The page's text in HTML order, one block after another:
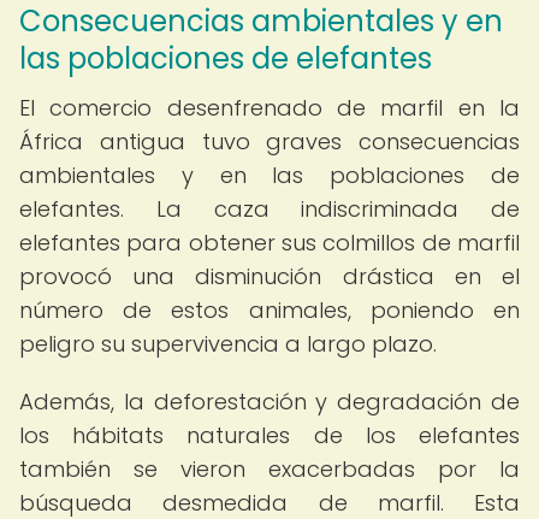
Consecuencias ambientales y en
las poblaciones de elefantes
El comercio desenfrenado de marfil en la
África antigua tuvo graves consecuencias
ambientales y en las poblaciones de
elefantes. La caza indiscriminada de
elefantes para obtener sus colmillos de marfil
provocó una disminución drástica en el
número de estos animales, poniendo en
peligro su supervivencia a largo plazo.
Además, la deforestación y degradación de
los hábitats naturales de los elefantes
también se vieron exacerbadas por la
búsqueda desmedida de marfil. Esta